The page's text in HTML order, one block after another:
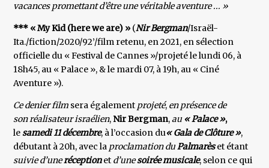
vacances promettant d’être une véritable aventure ... »
*** « My Kid (here we are) » (Nir Bergman/Israël-
Ita./fiction/2020/92’/film retenu, en 2021, en sélection
officielle du « Festival de Cannes »/projeté le lundi 06, à
18h45, au « Palace », & le mardi 07, à 19h, au « Ciné
Aventure »).
Ce denier film sera également projeté, en présence de
son réalisateur israélien,Nir Bergman,au« Palace »,
lesamedi 11 décembre, à l’occasion du« Gala de Clôture »,
débutant à 20h, avec la proclamation duPalmarèset étant
suivie d’uneréceptionet d’unesoirée musicale, selon ce qui